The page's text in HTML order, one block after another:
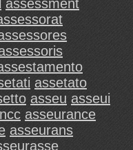
assessment
assetato
asseu asseui
asseurance
asseurans